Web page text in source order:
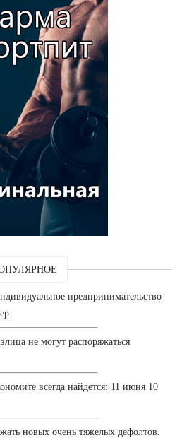
предпринимательство
не могут распоряжаться
всегда найдется: 11 июня 10
новых очень тяжелых дефолтов.